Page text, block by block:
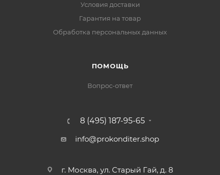
Условия доставки
Гарантия на товар
Обработка персональных данных
ПОМОЩЬ
Вопрос-ответ
8 (495) 187-95-65
info@prokonditer.shop
г. Москва, ул. Старый Гай, д. 8